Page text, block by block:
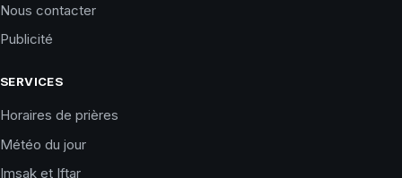
Nous contacter
Publicité
SERVICES
Horaires de prières
Météo du jour
Imsak et Iftar